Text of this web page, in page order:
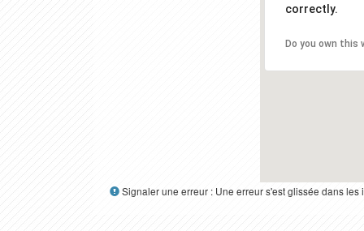
correctly.
Do you own this
Signaler une erreur : Une erreur s'est glissée dans